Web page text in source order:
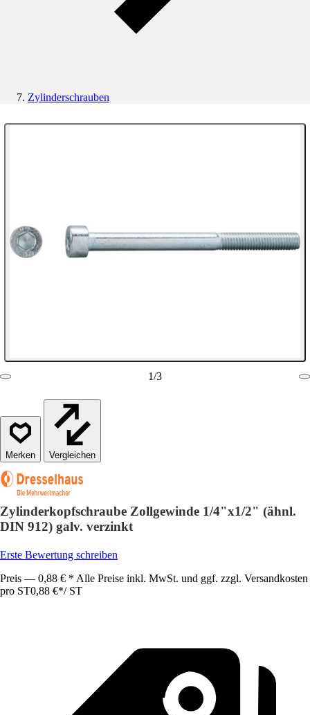
Zylinderschrauben
1/3
Vergleichen
Zylinderkopfschraube Zollgewinde 1/4"x1/2" (ähnl.
DIN 912) galv. verzinkt
Erste Bewertung schreiben
Preis — 0,88 € * Alle Preise inkl. MwSt. und ggf. zzgl. Versandkosten
pro ST0,88 €*/ ST